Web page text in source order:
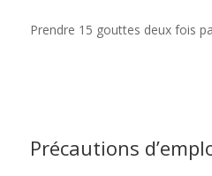
Prendre 15 gouttes deux fois
Précautions